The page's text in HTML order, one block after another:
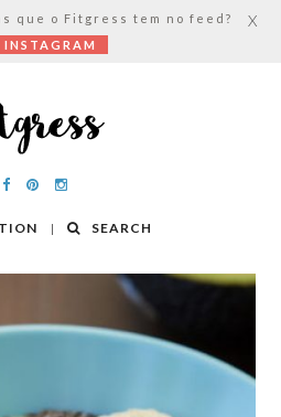
SEARCH
que o Fitgress tem no feed?
INSTAGRAM
X